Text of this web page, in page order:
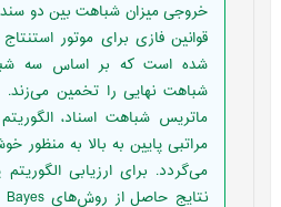
خروجی میزان شباهت بین دو
قوانین فازی برای موتور
شده است که بر اساس سه
شباهت نهایی را تخمین می‌زند.
ماتریس شباهت اسناد،
مراتبی پایین به بالا به منظور
می‌گردد. برای ارزیابی الگوریتم